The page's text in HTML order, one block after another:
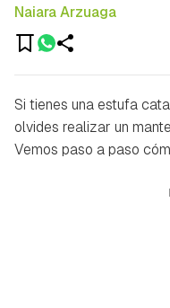
Naiara Arzuaga
Si tienes una estufa
olvides realizar un
Vemos paso a paso